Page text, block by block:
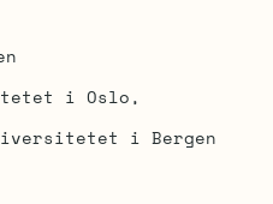
i Oslo
i Bergen